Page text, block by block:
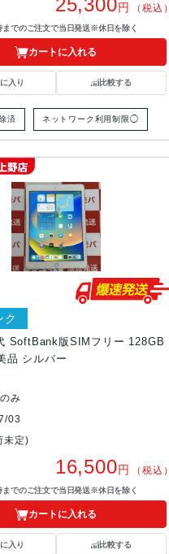
25,300円 （税込）
までのご注文で当日発送※休日を除く
カートに入れる
入り 比較する
済 ネットワーク利用制限◯
SoftBank版SIMフリー 128GB
品 シルバー
ク
み
03
未定)
16,500円 （税込）
までのご注文で当日発送※休日を除く
カートに入れる
入り 比較する